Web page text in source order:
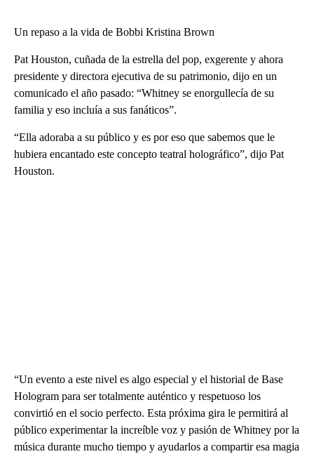
Un repaso a la vida de Bobbi Kristina Brown
Pat Houston, cuñada de la estrella del pop, exgerente y ahora
presidente y directora ejecutiva de su patrimonio, dijo en un
comunicado el año pasado: “Whitney se enorgullecía de su
familia y eso incluía a sus fanáticos”.
“Ella adoraba a su público y es por eso que sabemos que le
hubiera encantado este concepto teatral holográfico”, dijo Pat
Houston.
“Un evento a este nivel es algo especial y el historial de Base
Hologram para ser totalmente auténtico y respetuoso los
convirtió en el socio perfecto. Esta próxima gira le permitirá al
público experimentar la increíble voz y pasión de Whitney por la
música durante mucho tiempo y ayudarlos a compartir esa magia